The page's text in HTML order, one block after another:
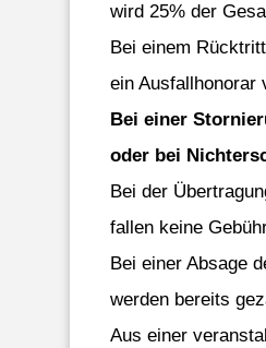
wird 25% der
Bei einem
ein Ausfallhonorar
Bei einer
oder bei
Bei der
fallen keine
Bei einer Absage
werden bereits
Aus einer